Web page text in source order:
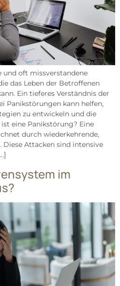
und oft missverstandene
das Leben der Betroffenen
Ein tieferes Verständnis der
Panikstörungen kann helfen,
zu entwickeln und die
eine Panikstörung? Eine
durch wiederkehrende,
Attacken sind intensive
im